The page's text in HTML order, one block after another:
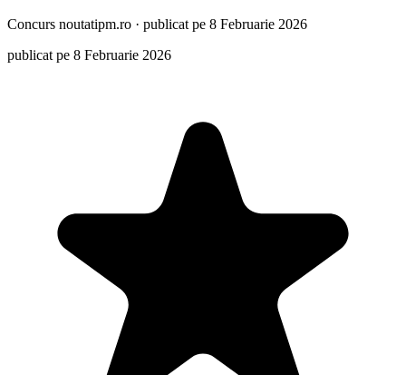
Concurs noutatipm.ro · publicat pe 8 Februarie 2026
publicat pe 8 Februarie 2026